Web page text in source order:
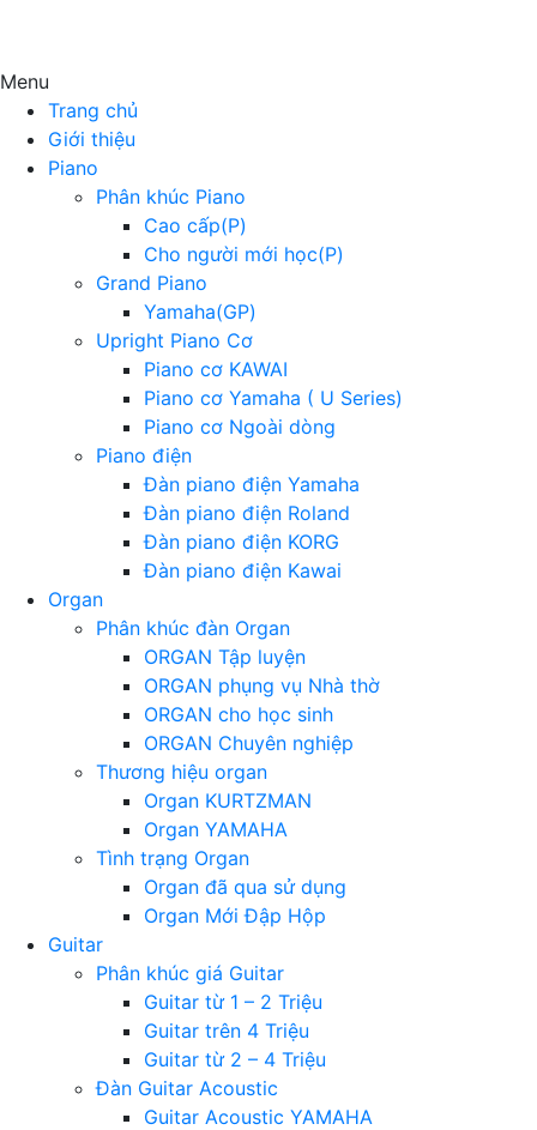
Menu
Trang chủ
Giới thiệu
Piano
Phân khúc Piano
Cao cấp(P)
Cho người mới học(P)
Grand Piano
Yamaha(GP)
Upright Piano Cơ
Piano cơ KAWAI
Piano cơ Yamaha ( U Series)
Piano cơ Ngoài dòng
Piano điện
Đàn piano điện Yamaha
Đàn piano điện Roland
Đàn piano điện KORG
Đàn piano điện Kawai
Organ
Phân khúc đàn Organ
ORGAN Tập luyện
ORGAN phụng vụ Nhà thờ
ORGAN cho học sinh
ORGAN Chuyên nghiệp
Thương hiệu organ
Organ KURTZMAN
Organ YAMAHA
Tình trạng Organ
Organ đã qua sử dụng
Organ Mới Đập Hộp
Guitar
Phân khúc giá Guitar
Guitar từ 1 – 2 Triệu
Guitar trên 4 Triệu
Guitar từ 2 – 4 Triệu
Đàn Guitar Acoustic
Guitar Acoustic YAMAHA